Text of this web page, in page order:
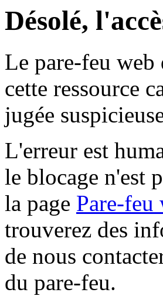
Désolé,
Le pare-feu web
cette ressource
jugée
L'erreur est
le blocage n'est
la page Pare-feu
trouverez des
de nous
du pare-feu.